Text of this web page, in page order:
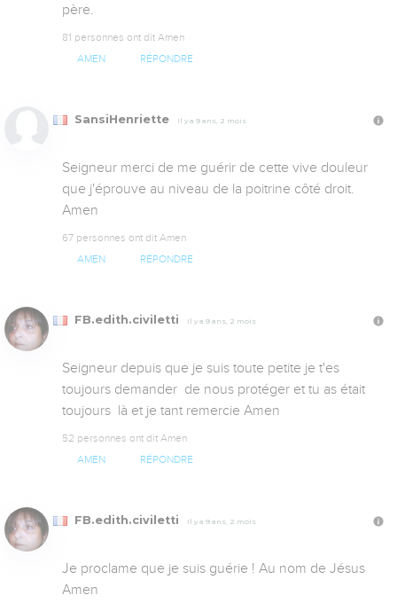
père.
81 personnes ont dit Amen
AMEN RÉPONDRE
SansiHenriette Il y a 9 ans, 2 mois
Seigneur merci de me guérir de cette vive douleur
que j'éprouve au niveau de la poitrine côté droit.
Amen
67 personnes ont dit Amen
AMEN RÉPONDRE
FB.edith.civiletti Il y a 9 ans, 2 mois
Seigneur depuis que je suis toute petite je t'es
toujours demander  de nous protéger et tu as était
toujours  là et je tant remercie Amen
52 personnes ont dit Amen
AMEN RÉPONDRE
FB.edith.civiletti Il y a 9 ans, 2 mois
Je proclame que je suis guérie ! Au nom de Jésus
Amen